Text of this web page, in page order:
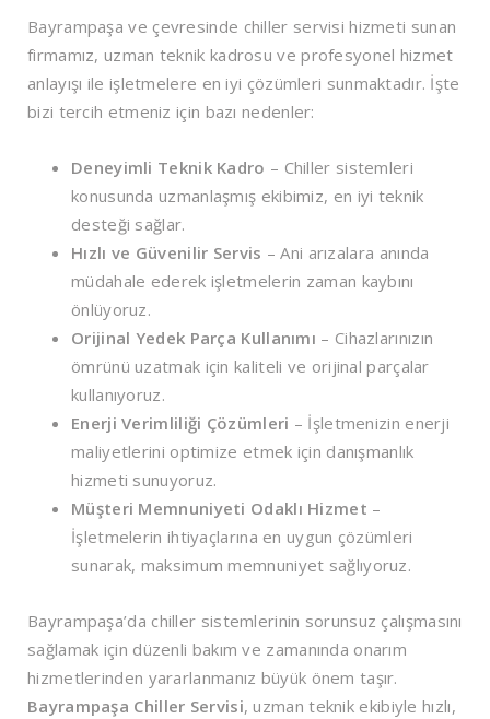
Bayrampaşa ve çevresinde chiller servisi hizmeti sunan
firmamız, uzman teknik kadrosu ve profesyonel hizmet
anlayışı ile işletmelere en iyi çözümleri sunmaktadır. İşte
bizi tercih etmeniz için bazı nedenler:
Deneyimli Teknik Kadro – Chiller sistemleri
konusunda uzmanlaşmış ekibimiz, en iyi teknik
desteği sağlar.
Hızlı ve Güvenilir Servis – Ani arızalara anında
müdahale ederek işletmelerin zaman kaybını
önlüyoruz.
Orijinal Yedek Parça Kullanımı – Cihazlarınızın
ömrünü uzatmak için kaliteli ve orijinal parçalar
kullanıyoruz.
Enerji Verimliliği Çözümleri – İşletmenizin enerji
maliyetlerini optimize etmek için danışmanlık
hizmeti sunuyoruz.
Müşteri Memnuniyeti Odaklı Hizmet –
İşletmelerin ihtiyaçlarına en uygun çözümleri
sunarak, maksimum memnuniyet sağlıyoruz.
Bayrampaşa’da chiller sistemlerinin sorunsuz çalışmasını
sağlamak için düzenli bakım ve zamanında onarım
hizmetlerinden yararlanmanız büyük önem taşır.
Bayrampaşa Chiller Servisi, uzman teknik ekibiyle hızlı,